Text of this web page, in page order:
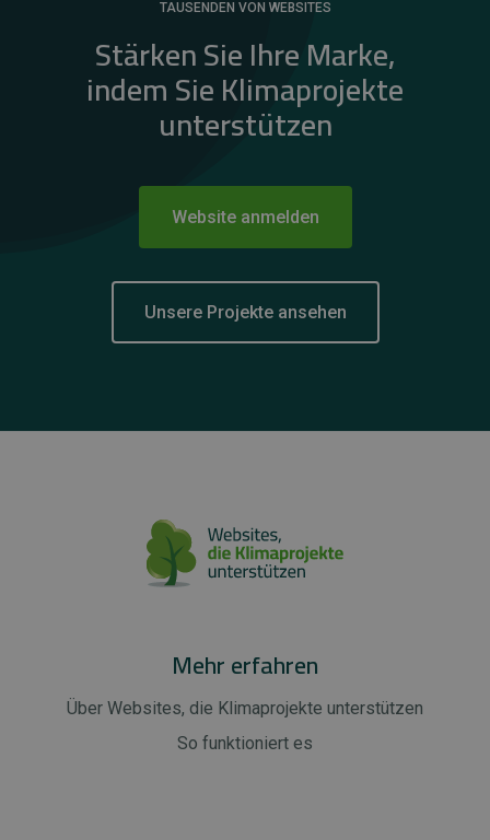
TAUSENDEN VON WEBSITES
Stärken Sie Ihre Marke,
indem Sie Klimaprojekte
unterstützen
Website anmelden
Unsere Projekte ansehen
Mehr erfahren
Über Websites, die Klimaprojekte unterstützen
So funktioniert es